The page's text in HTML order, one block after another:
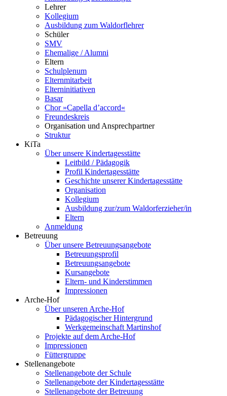
Lehrer
Kollegium
Ausbildung zum Waldorflehrer
Schüler
SMV
Ehemalige / Alumni
Eltern
Schulplenum
Elternmitarbeit
Elterninitiativen
Basar
Chor »Capella d’accord«
Freundeskreis
Organisation und Ansprechpartner
Struktur
KiTa
Über unsere Kindertagesstätte
Leitbild / Pädagogik
Profil Kindertagesstätte
Geschichte unserer Kindertagesstätte
Organisation
Kollegium
Ausbildung zur/zum Waldorferzieher/in
Eltern
Anmeldung
Betreuung
Über unsere Betreuungsangebote
Betreuungsprofil
Betreuungsangebote
Kursangebote
Eltern- und Kinderstimmen
Impressionen
Arche-Hof
Über unseren Arche-Hof
Pädagogischer Hintergrund
Werkgemeinschaft Martinshof
Projekte auf dem Arche-Hof
Impressionen
Füttergruppe
Stellenangebote
Stellenangebote der Schule
Stellenangebote der Kindertagesstätte
Stellenangebote der Betreuung